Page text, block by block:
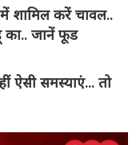
शामिल करें चावल..
का.. जानें फूड
समस्याएं... तो